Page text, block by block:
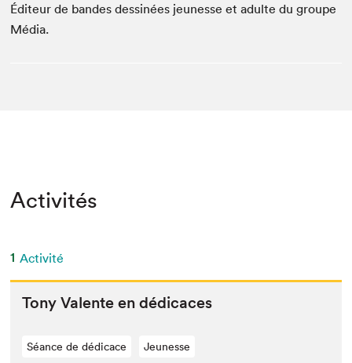
Éditeur de bandes dessinées jeunesse et adulte du groupe
Média.
Activités
1 Activité
Tony Valente en dédicaces
Séance de dédicace Jeunesse